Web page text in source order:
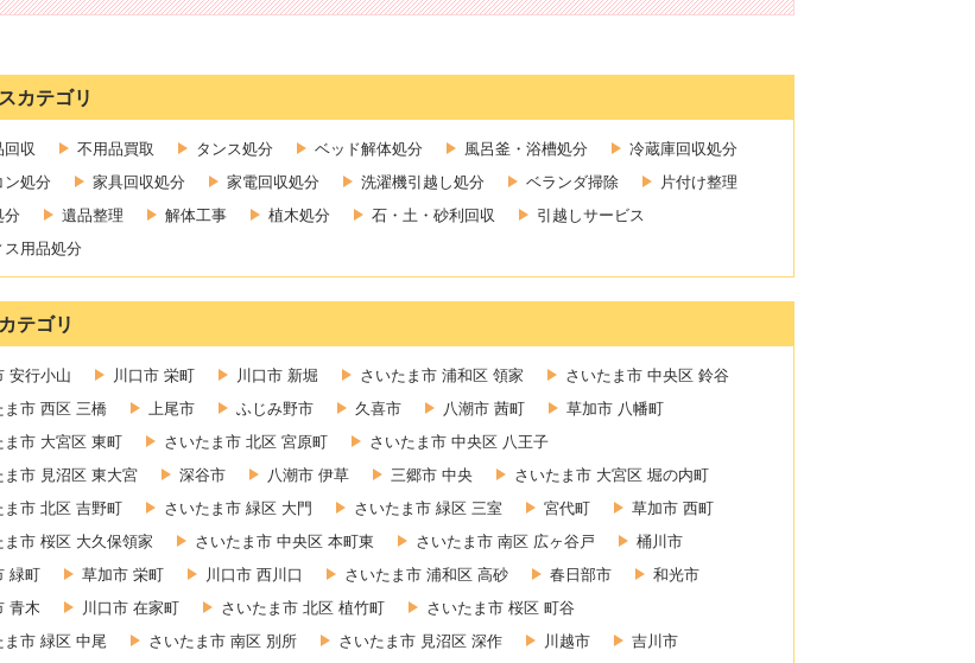
カテゴリ
収 不用品買取 タンス処分 ベッド解体処分 風呂釜・浴槽処分
冷蔵庫回収処分
ン処分
家具回収処分 家電回収処分 洗濯機引越し処分 ベランダ掃除
片付け整理
分
遺品整理 解体工事 植木処分 石・土・砂利回収
引越しサービス
ス用品処分
テゴリ
安行小山 川口市 栄町 川口市 新堀 さいたま市 浦和区 領家
さいたま市 中央区 鈴谷
ま市 西区 三橋
上尾市 ふじみ野市 久喜市 八潮市 茜町
草加市 八幡町
ま市 大宮区 東町
さいたま市 北区 宮原町
さいたま市 中央区 八王子
ま市 見沼区 東大宮
深谷市 八潮市 伊草 三郷市 中央
さいたま市 大宮区 堀の内町
ま市 北区 吉野町
さいたま市 緑区 大門 さいたま市 緑区 三室 宮代町
草加市 西町
ま市 桜区 大久保領家
さいたま市 中央区 本町東 さいたま市 南区 広ヶ谷戸
桶川市
緑町
草加市 栄町 川口市 西川口 さいたま市 浦和区 高砂 春日部市
和光市
青木
川口市 在家町 さいたま市 北区 植竹町
さいたま市 桜区 町谷
ま市 緑区 中尾
さいたま市 南区 別所 さいたま市 見沼区 深作 川越市
吉川市